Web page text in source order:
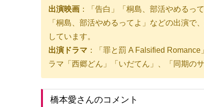
出演映画 ：「告白」「桐島、部活やめるっ
「桐島、部活やめるってよ」などの出演で
しています。
出演ドラマ ：「罪と罰 A Falsified
ラマ「西郷どん」「いだてん」、「同期の
橋本愛さんのコメント